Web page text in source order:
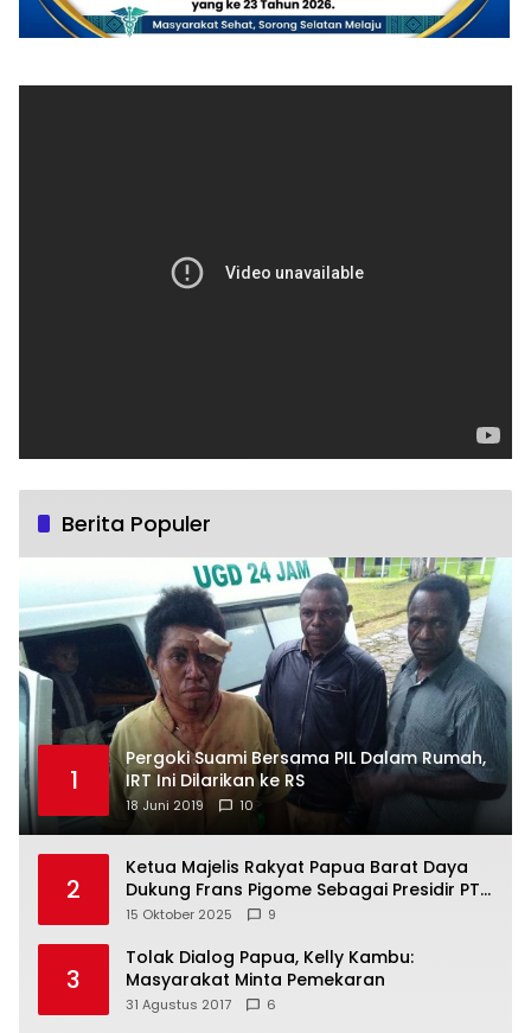
Berita Populer
1
Pergoki Suami Bersama PIL Dalam Rumah,
IRT Ini Dilarikan ke RS
18 Juni 2019 10
2
Ketua Majelis Rakyat Papua Barat Daya
Dukung Frans Pigome Sebagai Presidir PT
Freeport Indonesia
15 Oktober 2025 9
3
Tolak Dialog Papua, Kelly Kambu:
Masyarakat Minta Pemekaran
31 Agustus 2017 6